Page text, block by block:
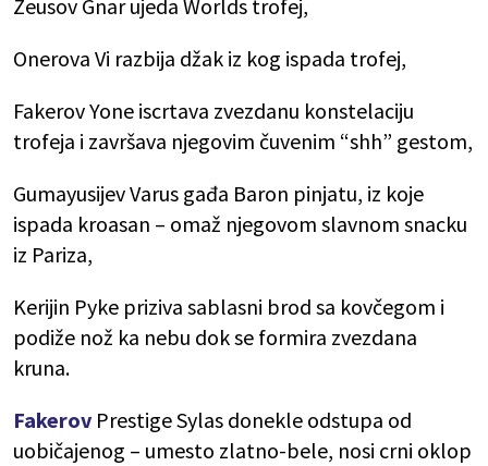
Zeusov Gnar ujeda Worlds trofej,
Onerova Vi razbija džak iz kog ispada trofej,
Fakerov Yone iscrtava zvezdanu konstelaciju
trofeja i završava njegovim čuvenim “shh” gestom,
Gumayusijev Varus gađa Baron pinjatu, iz koje
ispada kroasan – omaž njegovom slavnom snacku
iz Pariza,
Kerijin Pyke priziva sablasni brod sa kovčegom i
podiže nož ka nebu dok se formira zvezdana
kruna.
Fakerov Prestige Sylas donekle odstupa od
uobičajenog – umesto zlatno-bele, nosi crni oklop